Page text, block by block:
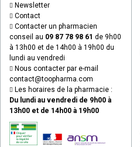
Newsletter
Contact
Contacter un pharmacien
conseil au 09 87 78 98 61 de 9h00
à 13h00 et de 14h00 à 19h00 du
lundi au vendredi
Nous contacter par e-mail
contact@toopharma.com
Les horaires de la pharmacie :
Du lundi au vendredi de 9h00 à
13h00 et de 14h00 à 19h00